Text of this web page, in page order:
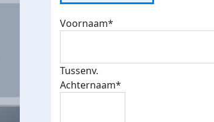
Voornaam*
Tussenv.
Achternaam*